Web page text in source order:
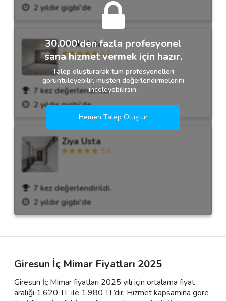
2 yıldır gigbi'de
Ufuk Usta
5.0
7 kez değerlendirildi.
2 yıldır gigbi'de
Ziya Usta
5.0
7 kez değerlendirildi.
2 yıldır gigbi'de
30.000'den fazla profesyonel
sana hizmet vermek için hazır.
Talep oluşturarak tüm profesyonelleri
görüntüleyebilir, müşteri değerlendirmelerini
inceleyebilirsin.
Hemen Talep Oluştur
Giresun İç Mimar Fiyatları 2025
Giresun İç Mimar fiyatları 2025 yılı için ortalama fiyat
aralığı 1.620 TL ile 1.980 TL’dir. Hizmet kapsamına göre